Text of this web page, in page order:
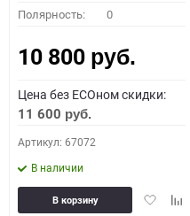
Полярность: 0
10 800 руб.
Цена без ECOном скидки:
11 600 руб.
Артикул: 67072
В наличии
Добавить
В корзину